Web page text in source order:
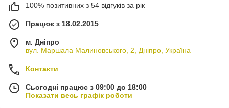
100% позитивних з 54 відгуків за рік
Працює з 18.02.2015
м. Дніпро
вул. Маршала Малиновського, 2, Дніпро, Україна
Контакти
Сьогодні працює з 09:00 до 18:00
Показати весь графік роботи